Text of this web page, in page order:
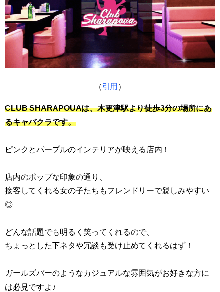
（引用 ）
CLUB SHARAPOUAは、木更津駅より徒歩3分の場所にあ
るキャバクラです。
ピンクとパープルのインテリアが映える店内！
店内のポップな印象の通り、
接客してくれる女の子たちもフレンドリーで親しみやすい
◎
どんな話題でも明るく笑ってくれるので、
ちょっとした下ネタや冗談も受け止めてくれるはず！
ガールズバーのようなカジュアルな雰囲気がお好きな方に
は必見ですよ♪